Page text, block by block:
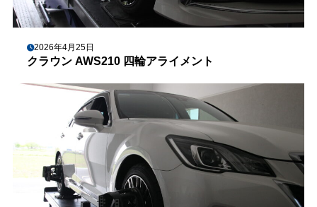
2026年4月25日
クラウン AWS210 四輪アライメント